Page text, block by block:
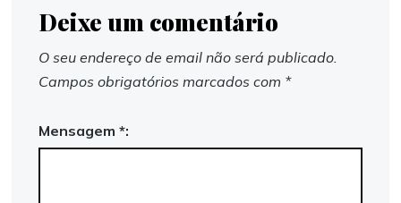
Deixe um comentário
O seu endereço de email não será publicado.
Campos obrigatórios marcados com *
Mensagem *: